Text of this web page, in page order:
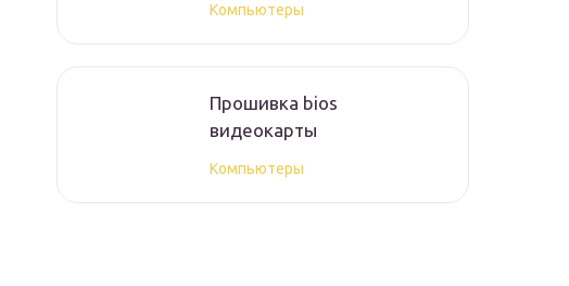
Компьютеры
Прошивка bios
видеокарты
Компьютеры